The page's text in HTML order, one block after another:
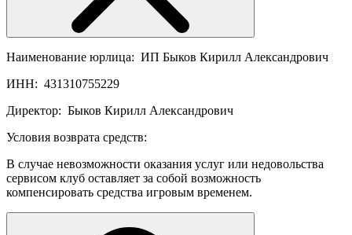
Наименование юрлица: ИП Быков Кирилл Александрович
ИНН: 431310755229
Директор: Быков Кирилл Александрович
Условия возврата средств:
В случае невозможности оказания услуг или недовольства
сервисом клуб оставляет за собой возможность
компенсировать средства игровым временем.